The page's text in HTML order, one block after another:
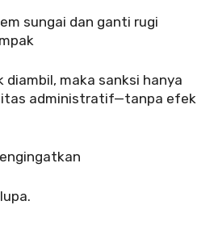
sungai dan ganti rugi
maka sanksi hanya
administratif—tanpa efek